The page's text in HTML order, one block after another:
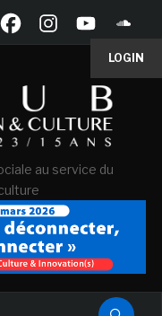
LOGIN
au service du